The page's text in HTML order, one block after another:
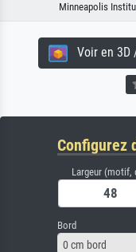
Minneapolis
Voir en 3D
Configurez
Largeur (motif,
Bord
0 cm bord